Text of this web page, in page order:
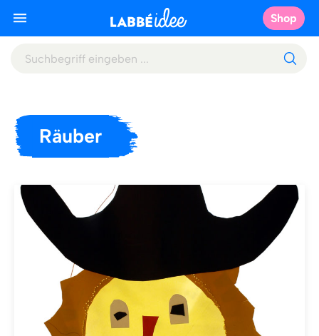
Shop
Räuber